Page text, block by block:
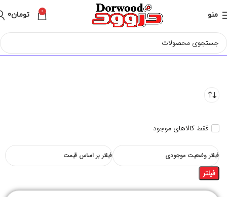
منو 0 تومان0
فقط کالاهای موجود
فیلتر وضعیت موجودی فیلتر بر اساس قیمت
فیلتر